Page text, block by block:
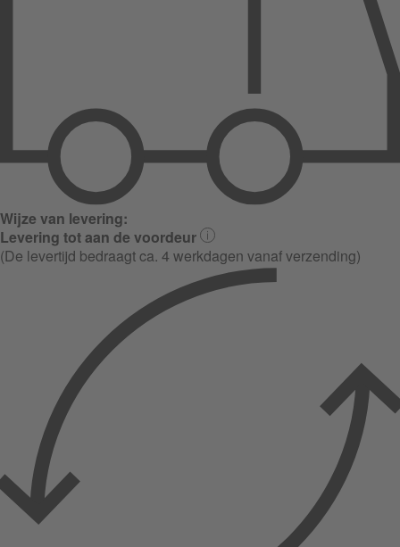
Wijze van levering:
Levering tot aan de voordeur
(De levertijd bedraagt ca. 4 werkdagen vanaf verzending)